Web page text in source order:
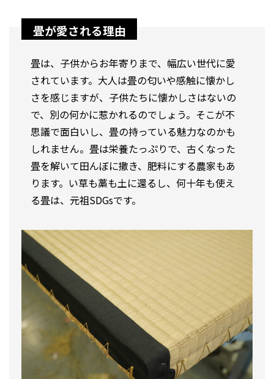
畳が愛される理由
畳は、子供からお年寄りまで、幅広い世代に愛
されています。大人は畳の匂いや感触に懐かし
さを感じますが、子供たちに懐かしさはないの
で、別の何かに惹かれるのでしょう。そこが不
思議で面白いし、畳の持っている魅力なのかも
しれません。畳は栄養たっぷりで、古くなった
畳を解いて田んぼに撒き、肥料にする農家もあ
ります。い草も藁も土に還るし、何十年も使え
る畳は、元祖SDGsです。